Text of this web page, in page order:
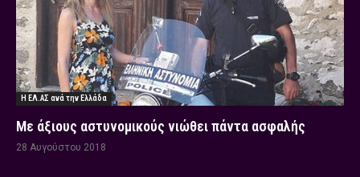
Η ΕΛ.ΑΣ ανά την Ελλάδα
Με άξιους αστυνομικούς νιώθει πάντα ασφαλής
28 Αυγούστου 2018